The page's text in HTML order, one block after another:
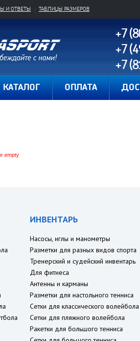
И ОТВЕТЫ ТАБЛИЦЫ РАЗМЕРОВ
+7
+7
+7
КАТАЛОГ ОПЛАТА
empty
ИНВЕНТАРЬ
Насосы, иглы и манометры
Разметки для разных видов спорта
Тренерский и судейский инвентарь
Для фитнеса
Антенны и карманы
Разметки для настольного тенниса
Сетки для классического волейбола
Сетки для пляжного волейбола
Ракетки для большого тенниса